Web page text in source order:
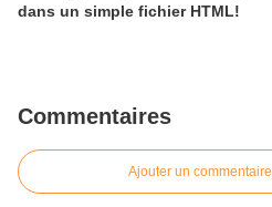
dans un simple fichier HTML!
Commentaires
Ajouter un commentaire